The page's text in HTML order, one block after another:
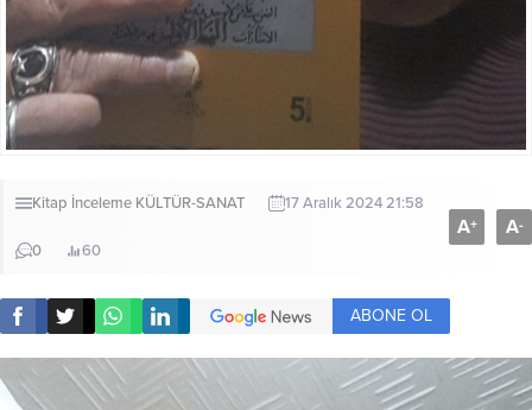
Kitap İnceleme KÜLTÜR-SANAT 17 Aralık 2024 21:58
0 60
A+ A-
ABONE OL